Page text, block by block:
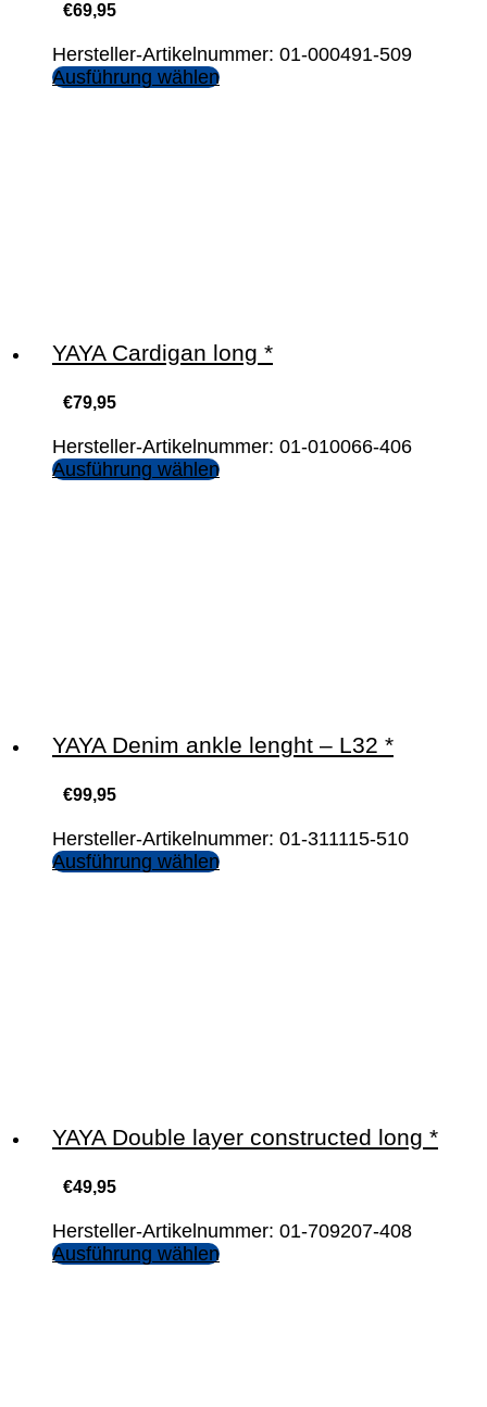
€69,95
Hersteller-Artikelnummer: 01-000491-509
Ausführung wählen
YAYA Cardigan long *
€79,95
Hersteller-Artikelnummer: 01-010066-406
Ausführung wählen
YAYA Denim ankle lenght – L32 *
€99,95
Hersteller-Artikelnummer: 01-311115-510
Ausführung wählen
YAYA Double layer constructed long *
€49,95
Hersteller-Artikelnummer: 01-709207-408
Ausführung wählen